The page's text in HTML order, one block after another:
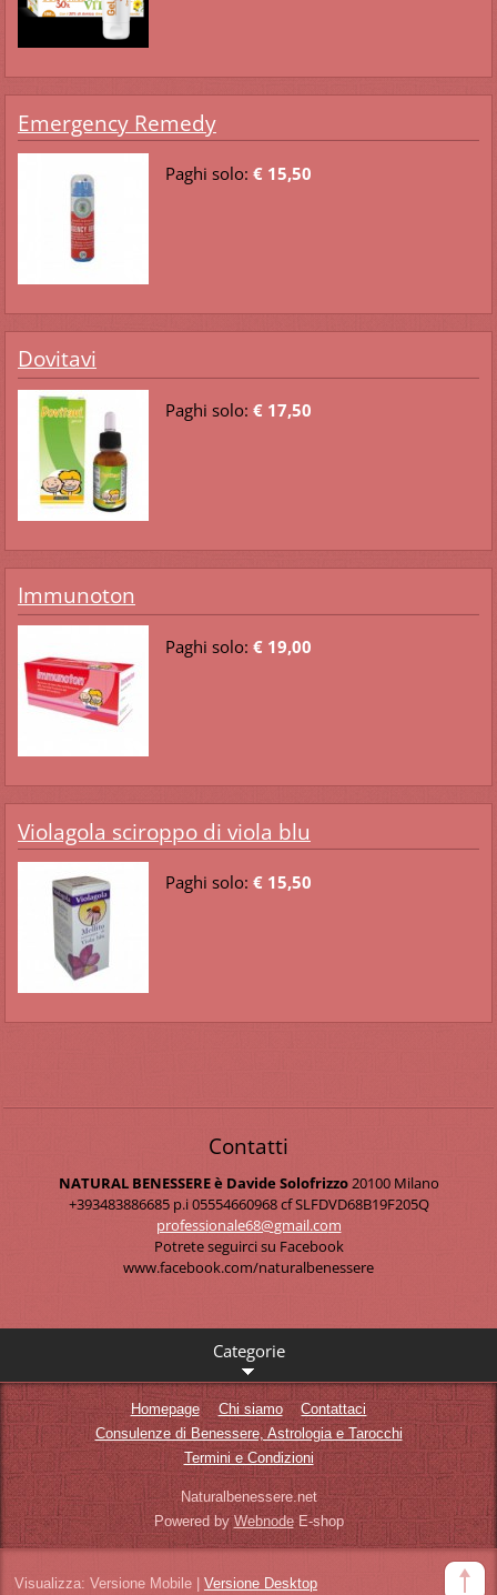
Emergency Remedy
Paghi solo: € 15,50
Dovitavi
Paghi solo: € 17,50
Immunoton
Paghi solo: € 19,00
Violagola sciroppo di viola blu
Paghi solo: € 15,50
Contatti
NATURAL BENESSERE è Davide Solofrizzo20100 Milano
+393483886685 p.i 05554660968 cf SLFDVD68B19F205Q
professionale68@gmail.com
Potrete seguirci su Facebook
www.facebook.com/naturalbenessere
Categorie
Homepage Chi siamo
Contattaci
Consulenze di Benessere, Astrologia e Tarocchi
Termini e Condizioni
Naturalbenessere.net
Powered byWebnodeE-shop
Visualizza: Versione Mobile| Versione Desktop